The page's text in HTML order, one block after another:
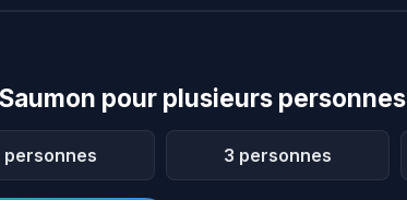
pour plusieurs personnes
personnes 3 personnes